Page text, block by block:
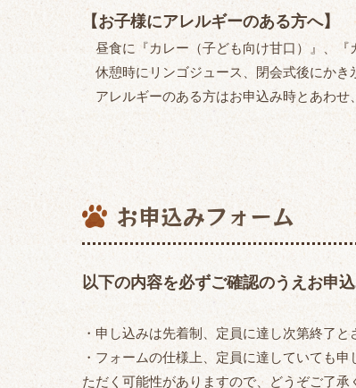
【お子様にアレルギーのある方へ】
昼食に『カレー（子ども向け甘口）』、『
休憩時にリンゴジュース、閉会式後にかき
アレルギーのある方はお申込み時とあわせ
お申込みフォーム
以下の内容を必ずご確認のうえお申込
・申し込みは先着制、定員に達し次第終了と
・フォームの仕様上、定員に達していても
ただく可能性がありますので、どうぞご了承